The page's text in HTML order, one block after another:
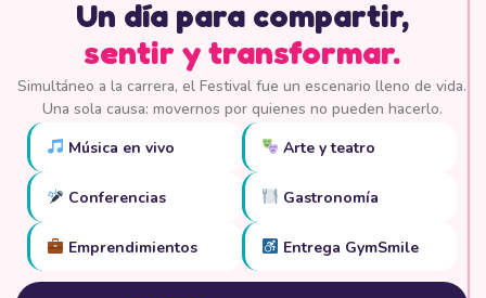
Un día para compartir,
sentir y transformar.
Simultáneo a la carrera, el Festival fue un escenario lleno de vida.
Una sola causa: movernos por quienes no pueden hacerlo.
Música en vivo
Conferencias
Emprendimientos
Arte y teatro
Gastronomía
Entrega GymSmile